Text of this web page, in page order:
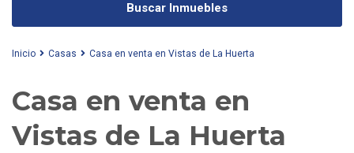
Buscar Inmuebles
Inicio Casas Casa en venta en Vistas de La Huerta
Casa en venta en
Vistas de La Huerta